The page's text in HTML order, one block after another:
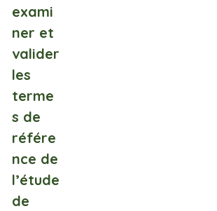
exami
ner et
valider
les
terme
s de
référe
nce de
l’étude
de